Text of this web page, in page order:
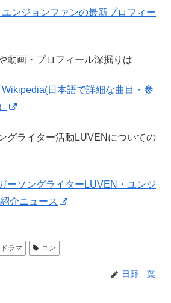
ユンジョンファンの最新プロフィー
動画・プロフィール深掘りは
Wikipedia(日本語で詳細な曲目・参
グライター活動LUVENについての
ーソングライターLUVEN・ユンジ
介ニュース
ドラマ ユン
日野 葉